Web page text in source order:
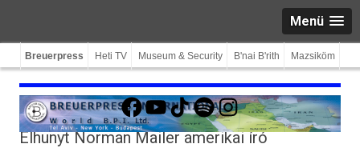
Menü
Breuerpress Heti TV Museum & Security B'nai B'rith Mazsiköm
Facebook
YouTube
TikTokSpotifyInstagram
Elhunyt Norman Mailer amerikai író